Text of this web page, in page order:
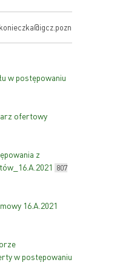
w postępowaniu
ofertowy
z
807
16.A.2021
w postępowaniu